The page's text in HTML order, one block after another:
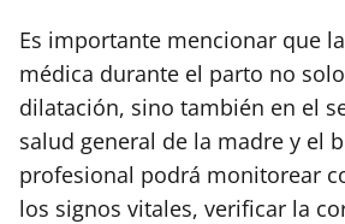
Es importante mencionar que
médica durante el parto no
dilatación, sino también en el
salud general de la madre y el
profesional podrá monitorear
los signos vitales, verificar la